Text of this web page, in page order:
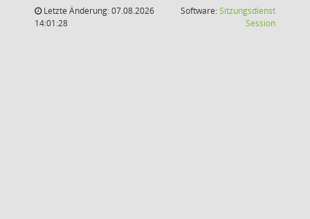
Letzte Änderung: 07.08.2026
14:01:28
Software:Sitzungsdienst
Session(Wird in